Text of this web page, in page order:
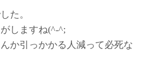
た。
しますね(^-^;
か引っかかる人減って必死な